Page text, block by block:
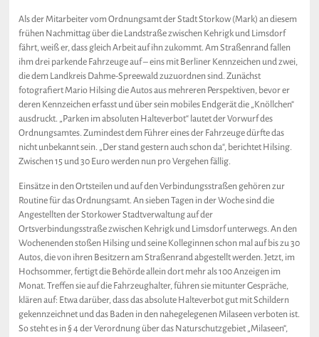
Als der Mitarbeiter vom Ordnungsamt der Stadt Storkow (Mark) an diesem
frühen Nachmittag über die Landstraße zwischen Kehrigk und Limsdorf
fährt, weiß er, dass gleich Arbeit auf ihn zukommt. Am Straßenrand fallen
ihm drei parkende Fahrzeuge auf – eins mit Berliner Kennzeichen und zwei,
die dem Landkreis Dahme-Spreewald zuzuordnen sind. Zunächst
fotografiert Mario Hilsing die Autos aus mehreren Perspektiven, bevor er
deren Kennzeichen erfasst und über sein mobiles Endgerät die „Knöllchen“
ausdruckt. „Parken im absoluten Halteverbot“ lautet der Vorwurf des
Ordnungsamtes. Zumindest dem Führer eines der Fahrzeuge dürfte das
nicht unbekannt sein. „Der stand gestern auch schon da“, berichtet Hilsing.
Zwischen 15 und 30 Euro werden nun pro Vergehen fällig.
Einsätze in den Ortsteilen und auf den Verbindungsstraßen gehören zur
Routine für das Ordnungsamt. An sieben Tagen in der Woche sind die
Angestellten der Storkower Stadtverwaltung auf der
Ortsverbindungsstraße zwischen Kehrigk und Limsdorf unterwegs. An den
Wochenenden stoßen Hilsing und seine Kolleginnen schon mal auf bis zu 30
Autos, die von ihren Besitzern am Straßenrand abgestellt werden. Jetzt, im
Hochsommer, fertigt die Behörde allein dort mehr als 100 Anzeigen im
Monat. Treffen sie auf die Fahrzeughalter, führen sie mitunter Gespräche,
klären auf: Etwa darüber, dass das absolute Halteverbot gut mit Schildern
gekennzeichnet und das Baden in den nahegelegenen Milaseen verboten ist.
So steht es in § 4 der Verordnung über das Naturschutzgebiet „Milaseen“,